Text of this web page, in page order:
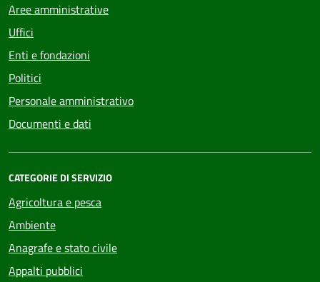
Aree amministrative
Uffici
Enti e fondazioni
Politici
Personale amministrativo
Documenti e dati
CATEGORIE DI SERVIZIO
Agricoltura e pesca
Ambiente
Anagrafe e stato civile
Appalti pubblici